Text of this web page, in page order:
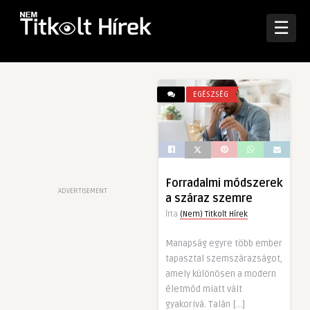
☰
ADVERTISEMENT
EGÉSZSÉG
Forradalmi módszerek
a száraz szemre
Írta (Nem) Titkolt Hírek
Manapság egyre több ember
tapasztal szemszárazságot,
amely különösen a modern
életmód miatt vált
gyakorivá. Talán […]